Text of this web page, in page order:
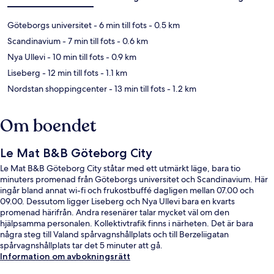
Göteborgs universitet- 6 min till fots- 0.5 km
Scandinavium- 7 min till fots- 0.6 km
Nya Ullevi- 10 min till fots- 0.9 km
Liseberg - 12 min till fots- 1.1 km
Nordstan shoppingcenter- 13 min till fots- 1.2 km
Om boendet
Le Mat B&B Göteborg City
Le Mat B&B Göteborg City ståtar med ett utmärkt läge, bara tio
minuters promenad från Göteborgs universitet och Scandinavium. Här
ingår bland annat wi-fi och frukostbuffé dagligen mellan 07.00 och
09.00. Dessutom ligger Liseberg och Nya Ullevi bara en kvarts
promenad härifrån. Andra resenärer talar mycket väl om den
hjälpsamma personalen. Kollektivtrafik finns i närheten. Det är bara
några steg till Valand spårvagnshållplats och till Berzeliigatan
spårvagnshållplats tar det 5 minuter att gå.
Information om avbokningsrätt